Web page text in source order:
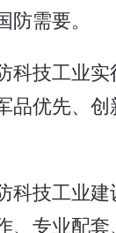
需要。
技工业实
品优先、创
科技工业建
、专业配套